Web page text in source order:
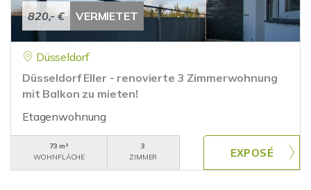
820,- € VERMIETET
Düsseldorf
Düsseldorf Eller - renovierte 3 Zimmerwohnung
mit Balkon zu mieten!
Etagenwohnung
73 m²
WOHNFLÄCHE
3
ZIMMER